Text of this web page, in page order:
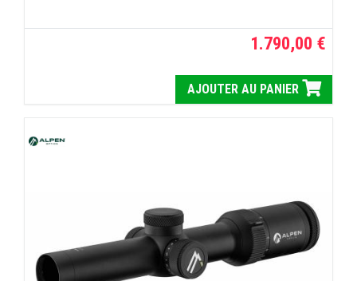
1.790,00 €
AJOUTER AU PANIER